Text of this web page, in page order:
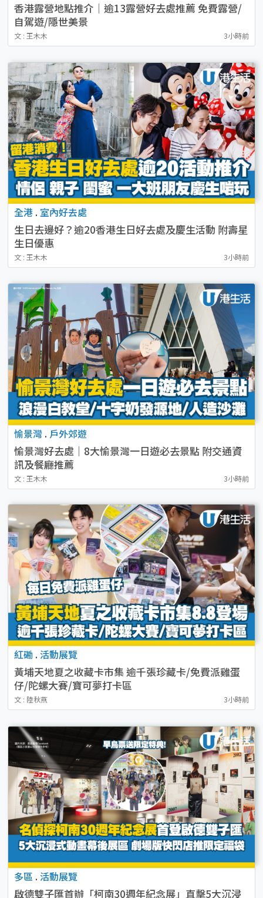
香港露營地點推介｜逾13露營好去處推薦 免費露營/
自駕遊/隱世美景
文 : 王木木 3小時前
全港 . 室內好去處
生日去邊好？逾20香港生日好去處及慶生活動 附壽星
生日優惠
文 : 王木木 3小時前
愉景灣 . 戶外郊遊
愉景灣好去處｜8大愉景灣一日遊必去景點 附交通資
訊及餐廳推薦
文 : 王木木 3小時前
紅磡 . 活動展覽
黃埔天地夏之收藏卡市集 逾千張珍藏卡/免費派雞蛋
仔/陀螺大賽/寶可夢打卡區
文 : 陸秋燕 3小時前
多區 . 活動展覽
啟德雙子匯首辦「柯南30週年紀念展」直擊5大沉浸